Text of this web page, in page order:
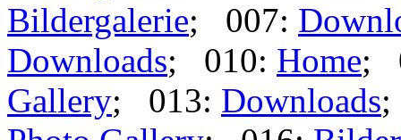
Bildergalerie; 007:
Downloads; 010: Home;
Gallery; 013: Downloads